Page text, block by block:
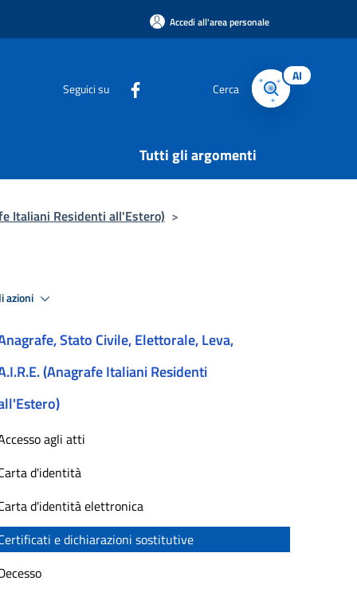
Accedi all'area personale
Seguici su Cerca
AI
Tutti gli argomenti
Italiani Residenti all'Estero) >
azioni
Stato Civile, Elettorale, Leva,
(Anagrafe Italiani Residenti
agli atti
d'identità
d'identità elettronica
e dichiarazioni sostitutive